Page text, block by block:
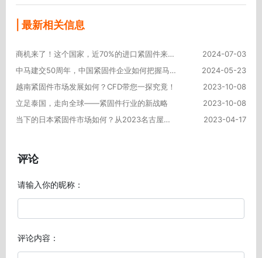
| 最新相关信息
商机来了！这个国家，近70%的进口紧固件来自中国！
2024-07-03
中马建交50周年，中国紧固件企业如何把握马来西亚市场商机？
2024-05-23
越南紧固件市场发展如何？CFD带您一探究竟！
2023-10-08
立足泰国，走向全球——紧固件行业的新战略
2023-10-08
当下的日本紧固件市场如何？从2023名古屋工业展管中窥豹
2023-04-17
评论
请输入你的昵称：
评论内容：